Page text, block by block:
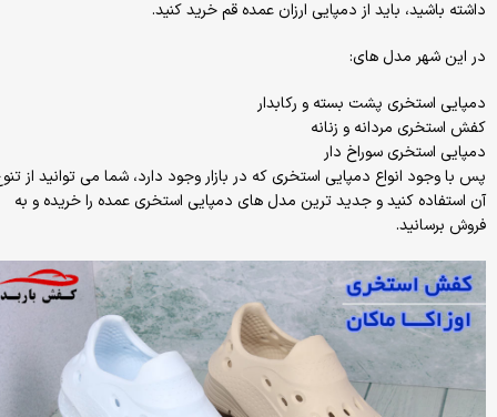
داشته باشید، باید از دمپایی ارزان عمده قم خرید کنید.
در این شهر مدل های:
دمپایی استخری پشت بسته و رکابدار
کفش استخری مردانه و زنانه
دمپایی استخری سوراخ دار
پس با وجود انواع دمپایی استخری که در بازار وجود دارد، شما می توانید از
آن استفاده کنید و جدید ترین مدل های دمپایی استخری عمده را خریده و به
فروش برسانید.